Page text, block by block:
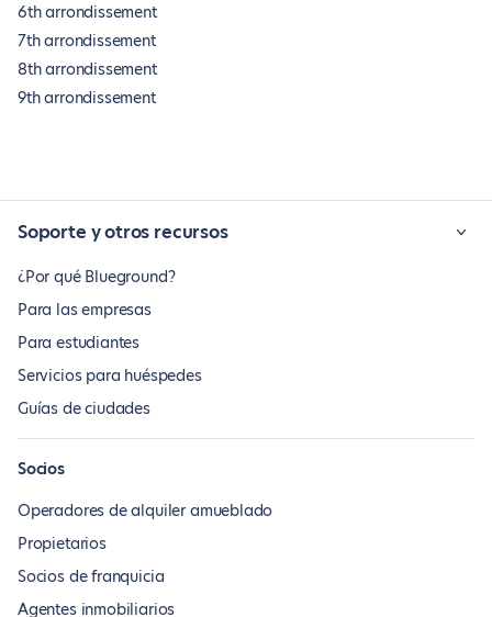
6th arrondissement
7th arrondissement
8th arrondissement
9th arrondissement
Soporte y otros recursos
¿Por qué Blueground?
Para las empresas
Para estudiantes
Servicios para huéspedes
Guías de ciudades
Socios
Operadores de alquiler amueblado
Propietarios
Socios de franquicia
Agentes inmobiliarios